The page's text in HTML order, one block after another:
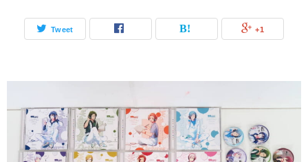
Tweet +1